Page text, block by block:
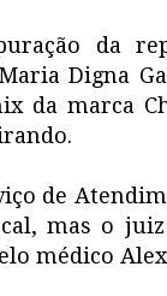
da
Digna
da marca
de
mas o
médico